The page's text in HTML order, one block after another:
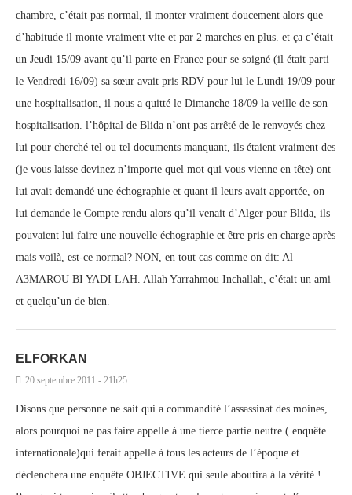
chambre, c’était pas normal, il monter vraiment doucement alors que
d’habitude il monte vraiment vite et par 2 marches en plus. et ça c’était
un Jeudi 15/09 avant qu’il parte en France pour se soigné (il était parti
le Vendredi 16/09) sa sœur avait pris RDV pour lui le Lundi 19/09 pour
une hospitalisation, il nous a quitté le Dimanche 18/09 la veille de son
hospitalisation. l’hôpital de Blida n’ont pas arrêté de le renvoyés chez
lui pour cherché tel ou tel documents manquant, ils étaient vraiment des
(je vous laisse devinez n’importe quel mot qui vous vienne en tête) ont
lui avait demandé une échographie et quant il leurs avait apportée, on
lui demande le Compte rendu alors qu’il venait d’Alger pour Blida, ils
pouvaient lui faire une nouvelle échographie et être pris en charge après
mais voilà, est-ce normal? NON, en tout cas comme on dit: Al
A3MAROU BI YADI LAH. Allah Yarrahmou Inchallah, c’était un ami
et quelqu’un de bien.
ELFORKAN
20 septembre 2011 - 21h25
Disons que personne ne sait qui a commandité l’assassinat des moines,
alors pourquoi ne pas faire appelle à une tierce partie neutre ( enquête
internationale)qui ferait appelle à tous les acteurs de l’époque et
déclenchera une enquête OBJECTIVE qui seule aboutira à la vérité !